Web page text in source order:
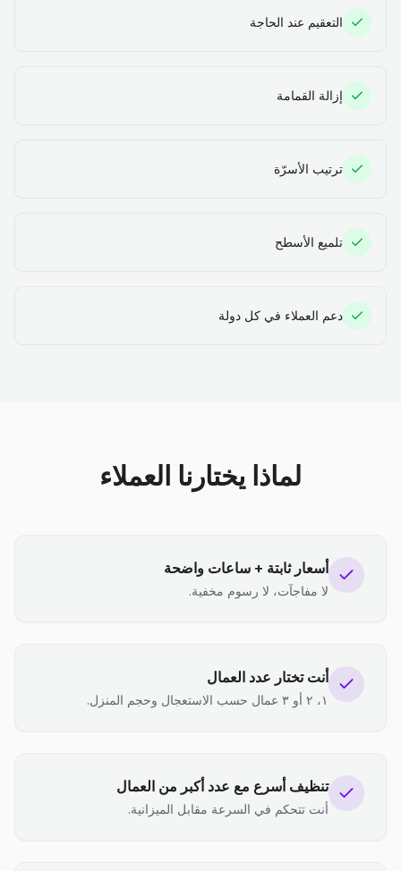
التعقيم عند الحاجة
إزالة القمامة
ترتيب الأسرّة
تلميع الأسطح
دعم العملاء في كل دولة
لماذا يختارنا العملاء
أسعار ثابتة + ساعات واضحة
لا مفاجآت، لا رسوم مخفية.
أنت تختار عدد العمال
١، ٢ أو ٣ عمال حسب الاستعجال وحجم المنزل.
تنظيف أسرع مع عدد أكبر من العمال
أنت تتحكم في السرعة مقابل الميزانية.